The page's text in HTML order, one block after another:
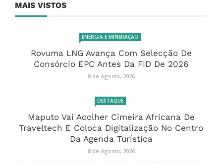
MAIS VISTOS
ENERGIA E MINERAÇÃO
Rovuma LNG Avança Com Selecção De
Consórcio EPC Antes Da FID De 2026
8 de Agosto, 2026
DESTAQUE
Maputo Vai Acolher Cimeira Africana De
Traveltech E Coloca Digitalização No Centro
Da Agenda Turística
8 de Agosto, 2026